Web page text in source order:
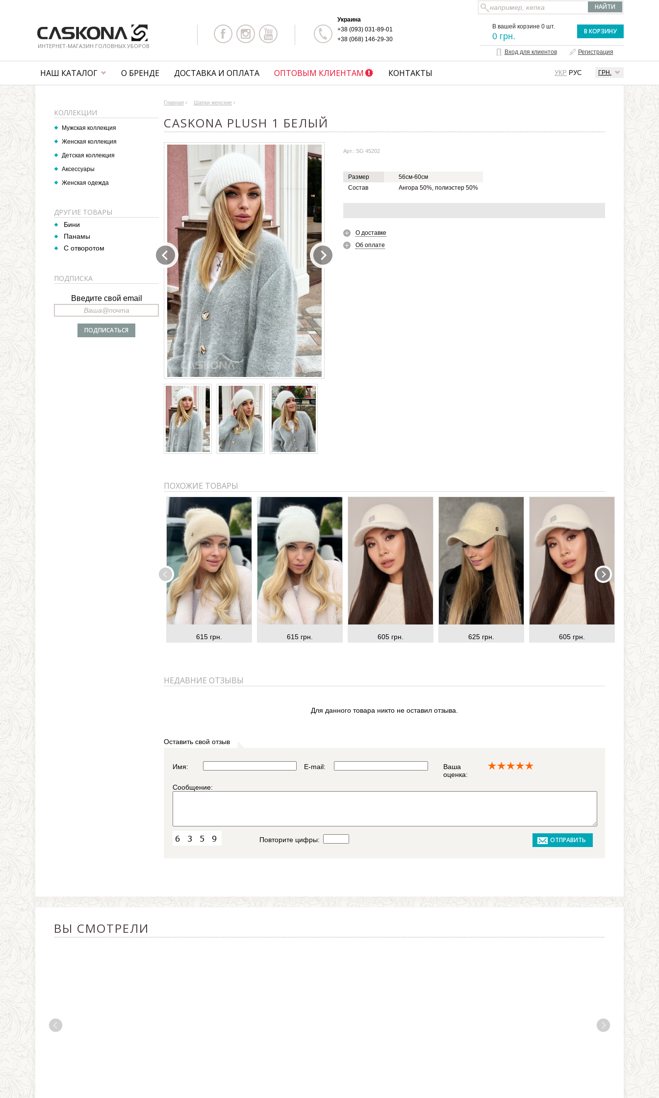
ИНТЕРНЕТ-МАГАЗИН ГОЛОВНЫХ УБОРОВ
Украина
+38 (093) 031-89-01
+38 (068) 146-29-30
В вашей корзине 0 шт.
0 грн.
В КОРЗИНУ
Вход для клиентов Регистрация
ГРН.
УКР РУС
НАШ КАТАЛОГ О БРЕНДЕ ДОСТАВКА И ОПЛАТА ОПТОВЫМ КЛИЕНТАМ КОНТАКТЫ
Главная › Шапки женские ›
CASKONA PLUSH 1 БЕЛЫЙ
Арт.: SG 45202
Размер
56см-60см
Состав
Ангора 50%, полиэстер 50%
О доставке
Об оплате
ПОХОЖИЕ ТОВАРЫ
615 грн. 615 грн. 605 грн. 625 грн. 605 грн.
НЕДАВНИЕ ОТЗЫВЫ
Для данного товара никто не оставил отзыва.
Оставить свой отзыв
Имя: E-mail:
Ваша
оценка:
Сообщение:
Повторите цифры:
КОЛЛЕКЦИИ
Мужская коллекция
Женская коллекция
Детская коллекция
Аксессуары
Женская одежда
ДРУГИЕ ТОВАРЫ
Бини
Панамы
С отворотом
ПОДПИСКА
Введите свой email
ВЫ СМОТРЕЛИ